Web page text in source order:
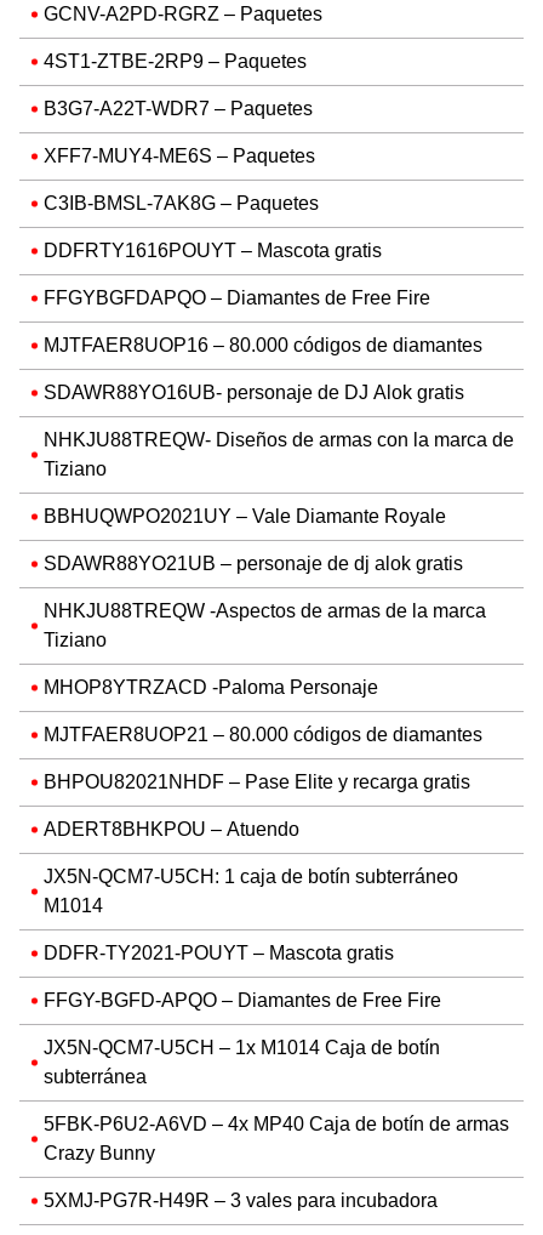
GCNV-A2PD-RGRZ – Paquetes
4ST1-ZTBE-2RP9 – Paquetes
B3G7-A22T-WDR7 – Paquetes
XFF7-MUY4-ME6S – Paquetes
C3IB-BMSL-7AK8G – Paquetes
DDFRTY1616POUYT – Mascota gratis
FFGYBGFDAPQO – Diamantes de Free Fire
MJTFAER8UOP16 – 80.000 códigos de diamantes
SDAWR88YO16UB- personaje de DJ Alok gratis
NHKJU88TREQW- Diseños de armas con la marca de
Tiziano
BBHUQWPO2021UY – Vale Diamante Royale
SDAWR88YO21UB – personaje de dj alok gratis
NHKJU88TREQW -Aspectos de armas de la marca
Tiziano
MHOP8YTRZACD -Paloma Personaje
MJTFAER8UOP21 – 80.000 códigos de diamantes
BHPOU82021NHDF – Pase Elite y recarga gratis
ADERT8BHKPOU – Atuendo
JX5N-QCM7-U5CH: 1 caja de botín subterráneo
M1014
DDFR-TY2021-POUYT – Mascota gratis
FFGY-BGFD-APQO – Diamantes de Free Fire
JX5N-QCM7-U5CH – 1x M1014 Caja de botín
subterránea
5FBK-P6U2-A6VD – 4x MP40 Caja de botín de armas
Crazy Bunny
5XMJ-PG7R-H49R – 3 vales para incubadora